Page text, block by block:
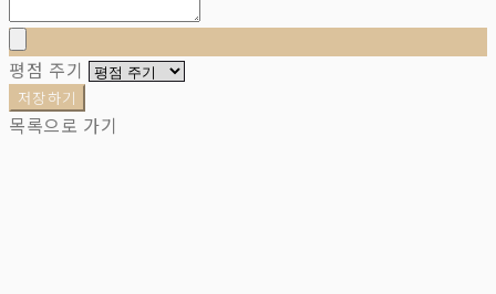
평점 주기
저장하기
목록으로 가기